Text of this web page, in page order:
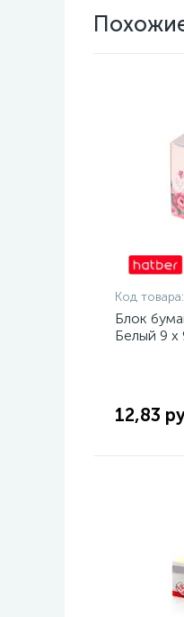
Код товара:
Блок
Белый 9 х
12,83